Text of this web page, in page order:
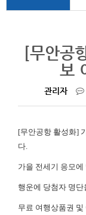
[무안공
보
관리자
[무안공항 활성화]
다.
가을 전세기 응모
행운에 당첨자 명
무료 여행상품권